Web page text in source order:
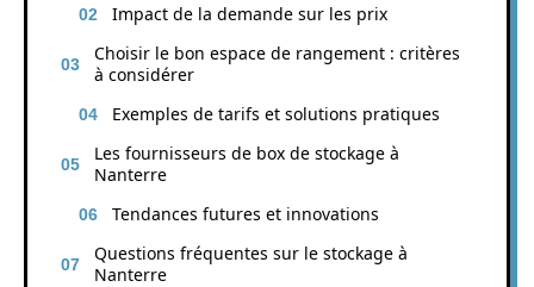
Impact de la demande sur les prix
Choisir le bon espace de rangement : critères
à considérer
Exemples de tarifs et solutions pratiques
Les fournisseurs de box de stockage à
Nanterre
Tendances futures et innovations
Questions fréquentes sur le stockage à
Nanterre